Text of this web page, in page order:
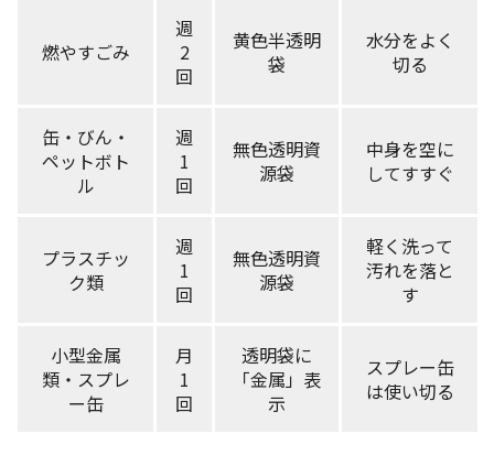
燃やすごみ
週
2
回
黄色半透明
袋
水分をよく
切る
缶・びん・
ペットボト
ル
週
1
回
無色透明資
源袋
中身を空に
してすすぐ
プラスチッ
ク類
週
1
回
無色透明資
源袋
軽く洗って
汚れを落と
す
小型金属
類・スプレ
ー缶
月
1
回
透明袋に
「金属」表
示
スプレー缶
は使い切る